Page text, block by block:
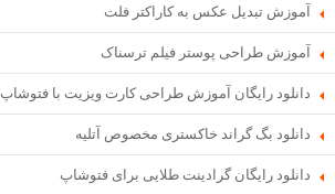
آموزش تبدیل عکس به کاراکتر فلت
آموزش طراحی پوستر فیلم ترسناک
دانلود رایگان آموزش طراحی کارت ویزیت با فتوشاپ
دانلود بگ گراند خاکستری مخصوص آتلیه
دانلود رایگان گرادینت طلایی برای فتوشاپ